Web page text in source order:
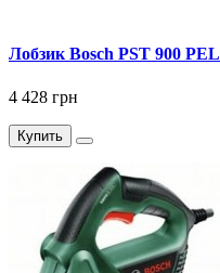
Лобзик Bosch PST 900 PEL
4 428 грн
Купить